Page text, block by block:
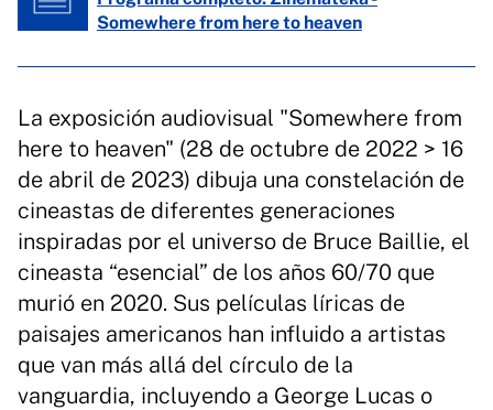
Somewhere from here to heaven
La exposición audiovisual "Somewhere from
here to heaven" (28 de octubre de 2022 > 16
de abril de 2023) dibuja una constelación de
cineastas de diferentes generaciones
inspiradas por el universo de Bruce Baillie, el
cineasta “esencial” de los años 60/70 que
murió en 2020. Sus películas líricas de
paisajes americanos han influido a artistas
que van más allá del círculo de la
vanguardia, incluyendo a George Lucas o